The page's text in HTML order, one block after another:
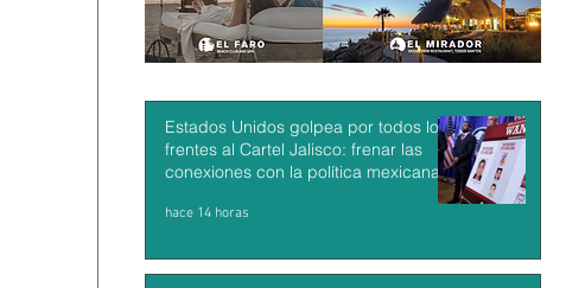
Estados Unidos golpea por todos los
frentes al Cartel Jalisco: frenar las
conexiones con la política mexicana y
hace 14 horas